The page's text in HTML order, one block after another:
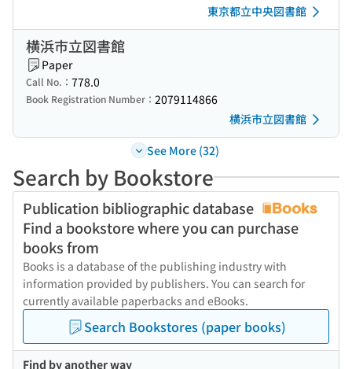
東京都立中央図書館
横浜市立図書館
Paper
Call No.： 778.0
Book Registration Number： 2079114866
横浜市立図書館
See More (32)
Search by Bookstore
Publication bibliographic database
Find a bookstore where you can purchase
books from
Books is a database of the publishing industry with
information provided by publishers. You can search for
currently available paperbacks and eBooks.
Search Bookstores (paper books)
Find by another way